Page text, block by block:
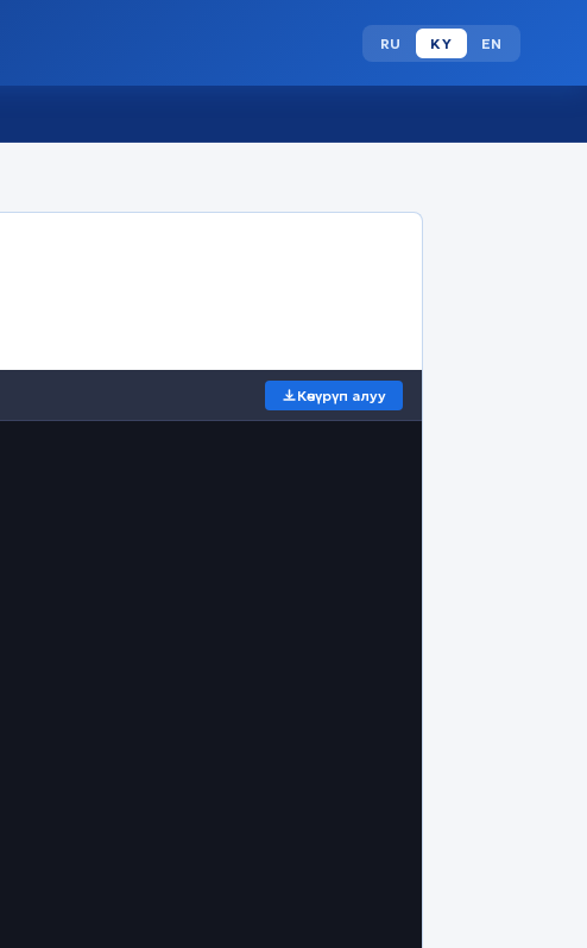
RU KY EN
Көчүрүп алуу